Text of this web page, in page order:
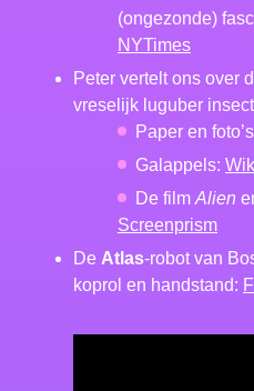
(ongezonde)
NYTimes
Peter vertelt ons over
vreselijk luguber
Paper en
Galappels:
De film Alien
Screenprism
De Atlas-robot van
koprol en handstand: